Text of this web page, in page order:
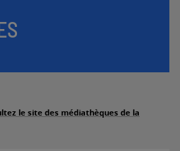
le site des médiathèques de la